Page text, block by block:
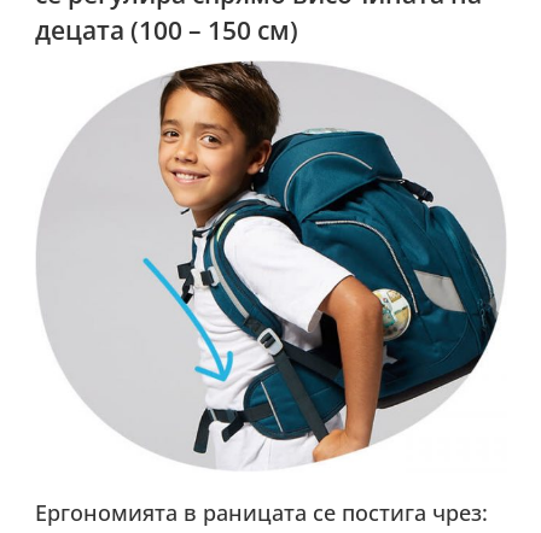
децата (100 – 150 см)
Ергономията в раницата се постига чрез: